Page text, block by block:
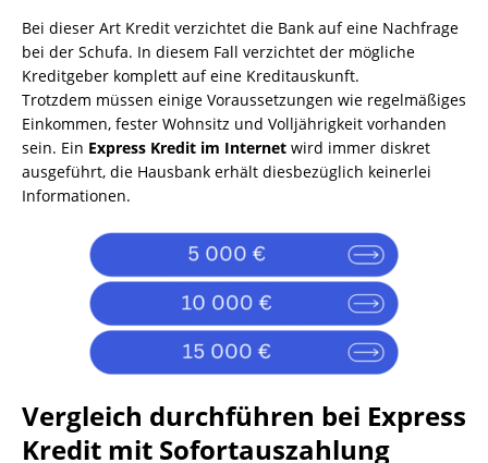
Bei dieser Art Kredit verzichtet die Bank auf eine Nachfrage
bei der Schufa. In diesem Fall verzichtet der mögliche
Kreditgeber komplett auf eine Kreditauskunft.
Trotzdem müssen einige Voraussetzungen wie regelmäßiges
Einkommen, fester Wohnsitz und Volljährigkeit vorhanden
sein. Ein Express Kredit im Internet wird immer diskret
ausgeführt, die Hausbank erhält diesbezüglich keinerlei
Informationen.
Vergleich durchführen bei Express
Kredit mit Sofortauszahlung